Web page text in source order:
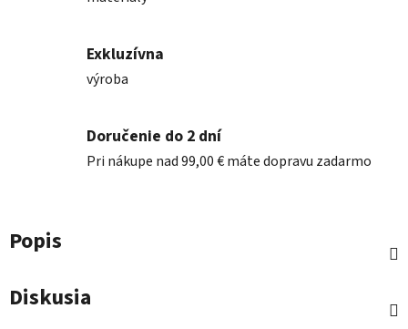
Exkluzívna
výroba
Doručenie do 2 dní
Pri nákupe nad 99,00 € máte dopravu zadarmo
Popis
Diskusia